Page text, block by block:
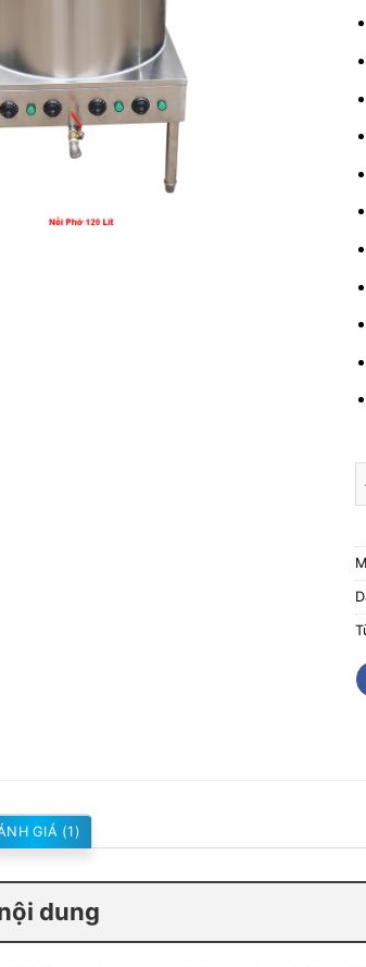
GIÁ (1)
dung